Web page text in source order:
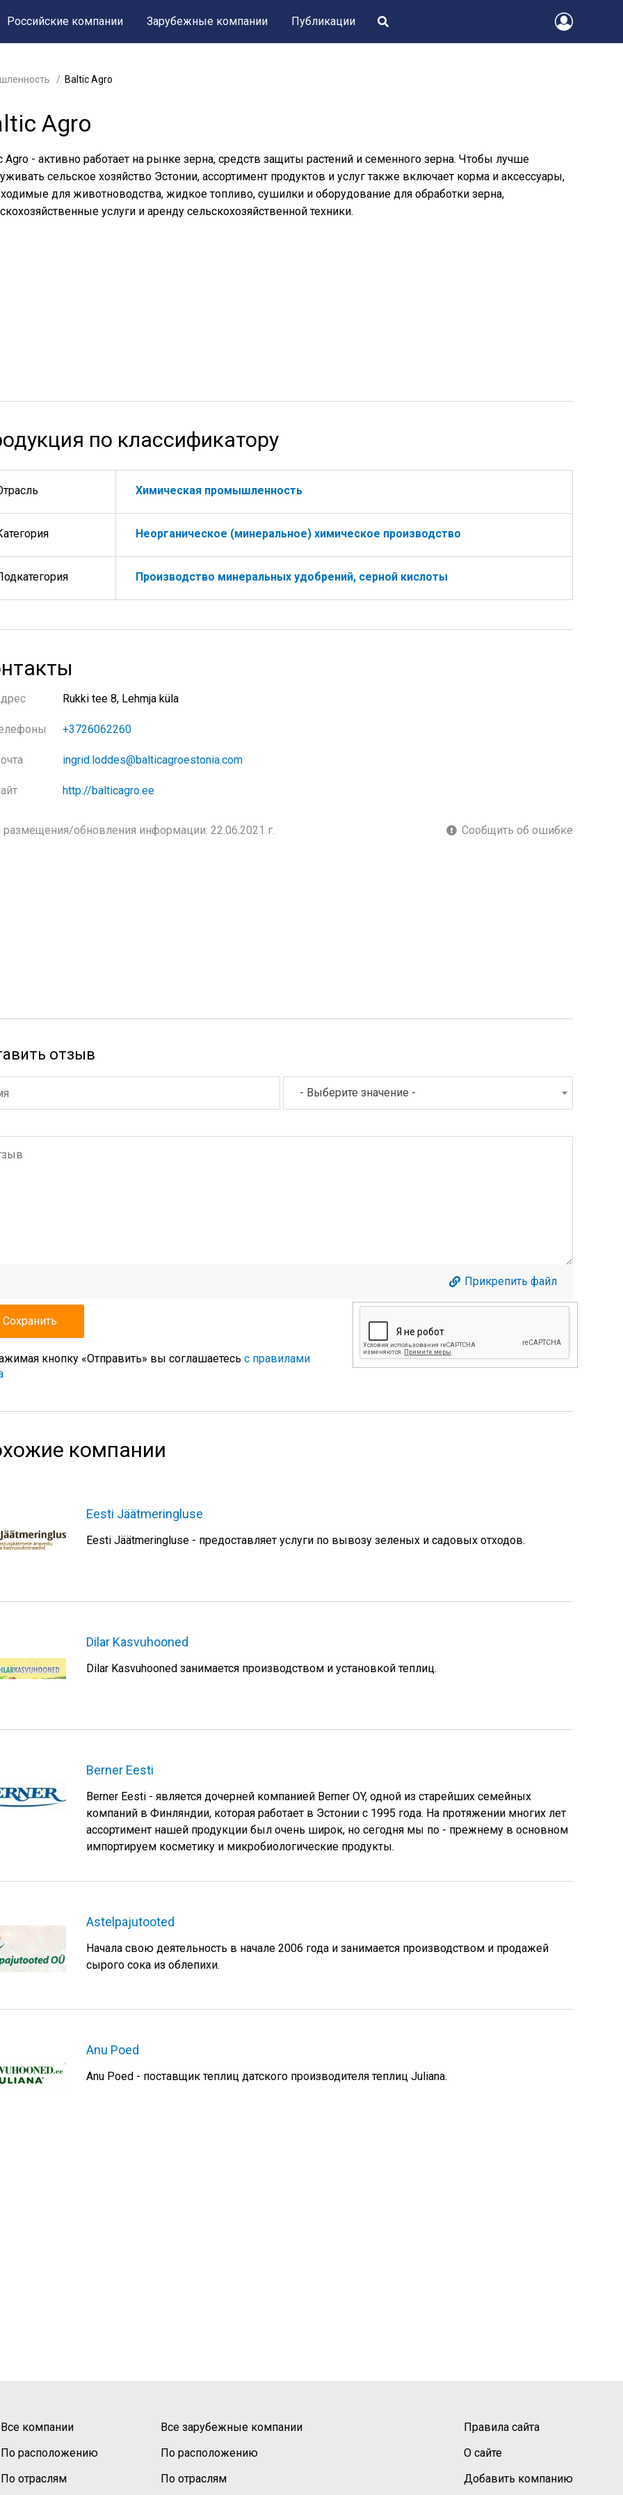
Российские компании Зарубежные компании Публикации
Baltic Agro
Agro
Agro - активно работает на рынке зерна, средств защиты растений и семенного зерна. Чтобы лучше
сельское хозяйство Эстонии, ассортимент продуктов и услуг также включает корма и аксессуары,
для животноводства, жидкое топливо, сушилки и оборудование для обработки зерна,
услуги и аренду сельскохозяйственной техники.
по классификатору
Химическая промышленность
Неорганическое (минеральное) химическое производство
Производство минеральных удобрений, серной кислоты
Rukki tee 8, Lehmja küla
+3726062260
ingrid.loddes@balticagroestonia.com
http://balticagro.ee
размещения/обновления информации: 22.06.2021 г. Сообщить об ошибке
отзыв
- Выберите значение -
Прикрепить файл
кнопку «Отправить» вы соглашаетесь с правилами
компании
Eesti Jäätmeringluse
Eesti Jäätmeringluse - предоставляет услуги по вывозу зеленых и садовых отходов.
Dilar Kasvuhooned
Dilar Kasvuhooned занимается производством и установкой теплиц.
Berner Eesti
Berner Eesti - является дочерней компанией Berner OY, одной из старейших семейных
компаний в Финляндии, которая работает в Эстонии с 1995 года. На протяжении многих лет
ассортимент нашей продукции был очень широк, но сегодня мы по - прежнему в основном
импортируем косметику и микробиологические продукты.
Astelpajutooted
Начала свою деятельность в начале 2006 года и занимается производством и продажей
сырого сока из облепихи.
Anu Poed
Anu Poed - поставщик теплиц датского производителя теплиц Juliana.
Все компании
По расположению
По отраслям
Все зарубежные компании
По расположению
По отраслям
Правила сайта
О сайте
Добавить компанию